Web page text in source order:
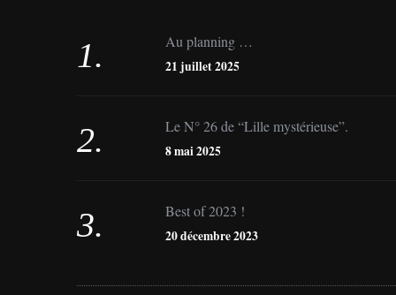
Au planning …
21 juillet 2025
Le N° 26 de “Lille mystérieuse”.
8 mai 2025
Best of 2023 !
20 décembre 2023